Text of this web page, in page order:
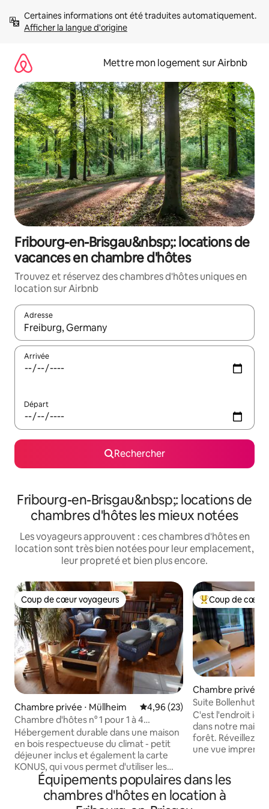
directement
Afficher la langue d'origine
Mettre mon logement sur Airbnb
Fribourg-en-Brisgau&nbsp;: locations de
vacances en chambre d'hôtes
Trouvez et réservez des chambres d'hôtes uniques en
location sur Airbnb
Adresse
Lorsque les résultats s'affichent, utilisez les flèches vers le
Arrivée
Départ
Rechercher
Fribourg-en-Brisgau&nbsp;: locations de
chambres d'hôtes les mieux notées
Les voyageurs approuvent : ces chambres d'hôtes en
location sont très bien notées pour leur emplacement,
leur propreté et bien plus encore.
Coup de cœur voyageurs
Coup de cœur voyageurs
Chambre privée ⋅ Müllheim Évaluation moyenne sur la
4,96 (23)
Chambre d'hôtes n° 1 pour 1 à 4
personnes + transports en commun
gratuits
Hébergement durable dans une maison
en bois respectueuse du climat - petit
déjeuner inclus et également la carte
KONUS, qui vous permet d'utiliser les
transports en commun dans toute la
région de la Forêt-Noire entre Karlsruhe
et Bâle (transport à vélo inclus !)
Coups de cœur
Coup de cœur
Chambre privée ⋅
Suite Bollenhut
C'est l'endroit
dans notre
forêt. Réveillez-
une vue
jour. Nous
située à 600 m
mer, une
Équipements populaires dans les
chambres d'hôtes en location à